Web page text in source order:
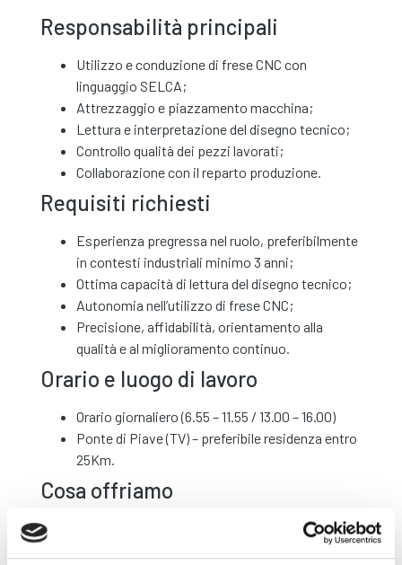
Responsabilità principali
Utilizzo e conduzione di frese CNC con
linguaggio SELCA;
Attrezzaggio e piazzamento macchina;
Lettura e interpretazione del disegno tecnico;
Controllo qualità dei pezzi lavorati;
Collaborazione con il reparto produzione.
Requisiti richiesti
Esperienza pregressa nel ruolo, preferibilmente
in contesti industriali minimo 3 anni;
Ottima capacità di lettura del disegno tecnico;
Autonomia nell’utilizzo di frese CNC;
Precisione, affidabilità, orientamento alla
qualità e al miglioramento continuo.
Orario e luogo di lavoro
Orario giornaliero (6.55 – 11.55 / 13.00 – 16.00)
Ponte di Piave (TV) – preferibile residenza entro
25Km.
Cosa offriamo
Inserimento in un’azienda solida e strutturata;